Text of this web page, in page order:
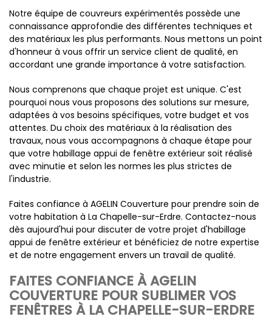
Notre équipe de couvreurs expérimentés possède une
connaissance approfondie des différentes techniques et
des matériaux les plus performants. Nous mettons un point
d'honneur à vous offrir un service client de qualité, en
accordant une grande importance à votre satisfaction.
Nous comprenons que chaque projet est unique. C'est
pourquoi nous vous proposons des solutions sur mesure,
adaptées à vos besoins spécifiques, votre budget et vos
attentes. Du choix des matériaux à la réalisation des
travaux, nous vous accompagnons à chaque étape pour
que votre habillage appui de fenêtre extérieur soit réalisé
avec minutie et selon les normes les plus strictes de
l'industrie.
Faites confiance à AGELIN Couverture pour prendre soin de
votre habitation à La Chapelle-sur-Erdre. Contactez-nous
dès aujourd'hui pour discuter de votre projet d'habillage
appui de fenêtre extérieur et bénéficiez de notre expertise
et de notre engagement envers un travail de qualité.
FAITES CONFIANCE À AGELIN
COUVERTURE POUR SUBLIMER VOS
FENÊTRES À LA CHAPELLE-SUR-ERDRE